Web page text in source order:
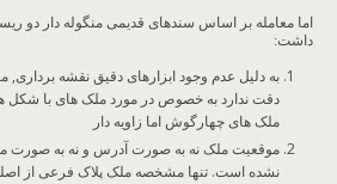
اما معامله بر اساس سندهای قدیمی منگوله دار دو
داشت:
به دلیل عدم وجود ابزارهای دقیق نقشه
دقت ندارد به خصوص در مورد ملک های با
ملک های چهارگوش اما زاویه دار
موقعیت ملک نه به صورت آدرس و نه به صورت
نشده است. تنها مشخصه ملک پلاک فرعی از